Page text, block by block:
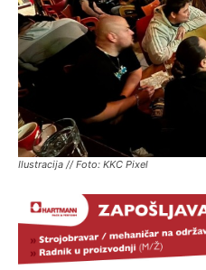
Ilustracija // Foto: KKC Pixel